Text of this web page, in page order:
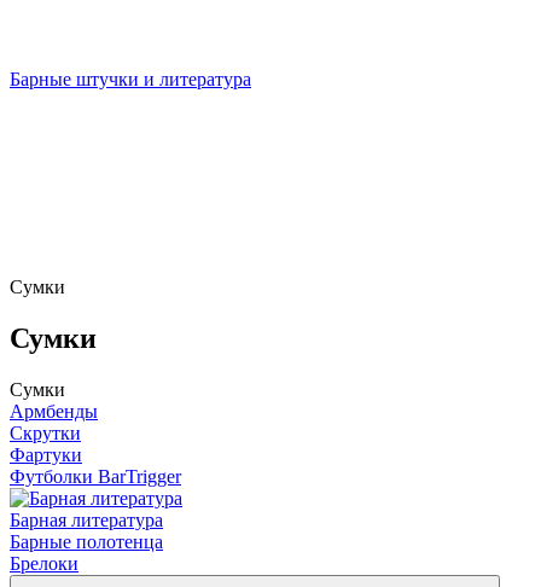
Барные штучки и литература
Сумки
Сумки
Сумки
Армбенды
Скрутки
Фартуки
Футболки BarTrigger
Барная литература
Барные полотенца
Брелоки